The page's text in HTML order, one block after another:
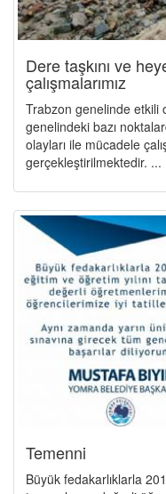
Dere taşkını ve
çalışmalarımız
Trabzon genelinde etkili
genelindeki bazı
olayları ile mücadele
gerçekleştirilmektedir. ...
Temenni
Büyük fedakarlıklarla